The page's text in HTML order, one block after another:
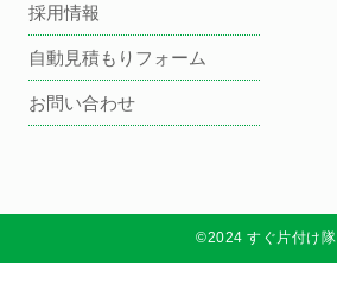
採用情報
自動見積もりフォーム
お問い合わせ
©2024 すぐ片付け隊